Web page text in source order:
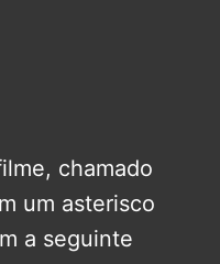
chamado
um asterisco
a seguinte